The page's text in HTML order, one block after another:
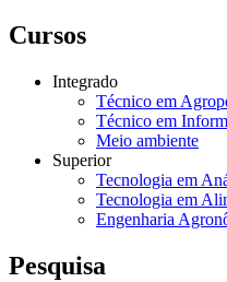
Cursos
Integrado
Técnico em
Técnico em
Meio ambiente
Superior
Tecnologia em
Tecnologia em
Engenharia
Pesquisa